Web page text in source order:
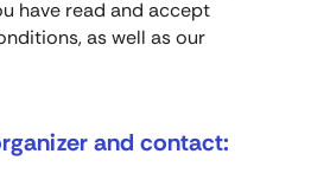
have read and accept
as well as our
and contact: